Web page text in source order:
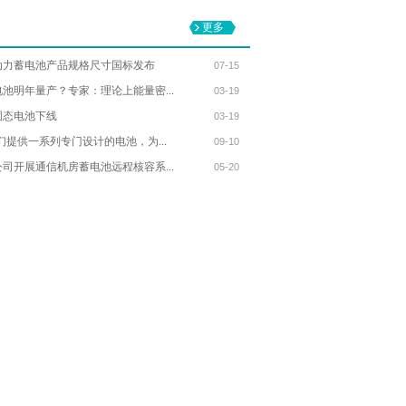
更多
07-15
蓄电池产品规格尺寸国标发布
03-19
明年量产？专家：理论上能量密...
03-19
电池下线
09-10
提供一系列专门设计的电池，为...
05-20
开展通信机房蓄电池远程核容系...